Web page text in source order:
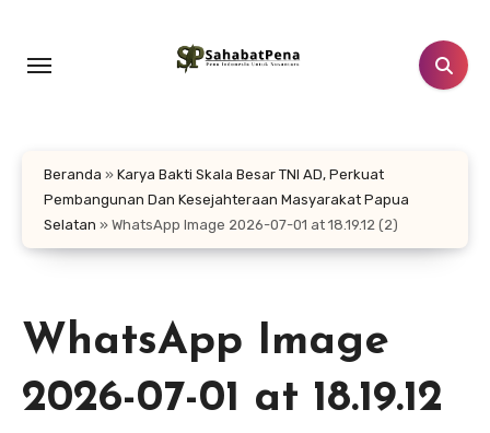
konten
Beranda » Karya Bakti Skala Besar TNI AD, Perkuat
Pembangunan Dan Kesejahteraan Masyarakat Papua
Selatan » WhatsApp Image 2026-07-01 at 18.19.12 (2)
WhatsApp Image
2026-07-01 at 18.19.12